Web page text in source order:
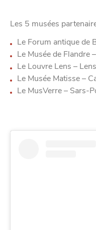
Les 5 musées
Le Forum antique de
Le Musée de Flandre
Le Louvre Lens – Lens
Le Musée Matisse –
Le MusVerre – Sars-